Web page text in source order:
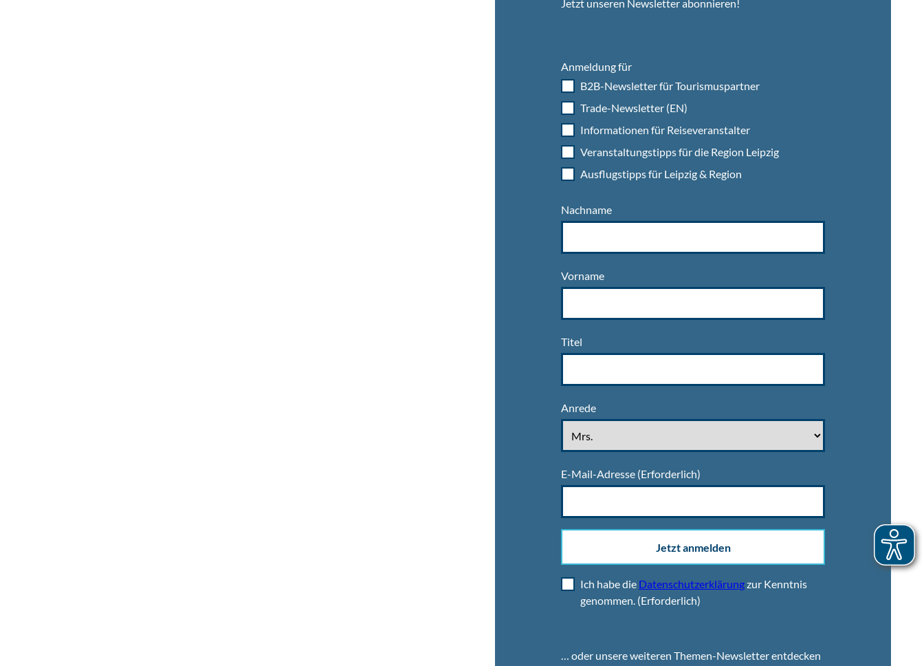
Jetzt unseren Newsletter abonnieren!
Anmeldung für
B2B-Newsletter für Tourismuspartner
Trade-Newsletter (EN)
Informationen für Reiseveranstalter
Veranstaltungstipps für die Region Leipzig
Ausflugstipps für Leipzig & Region
Nachname
Vorname
Titel
Anrede
E-Mail-Adresse (Erforderlich)
Jetzt anmelden
Ich habe die Datenschutzerklärungzur Kenntnis
genommen. (Erforderlich)
… oder unsere weiteren Themen-Newsletter entdecken